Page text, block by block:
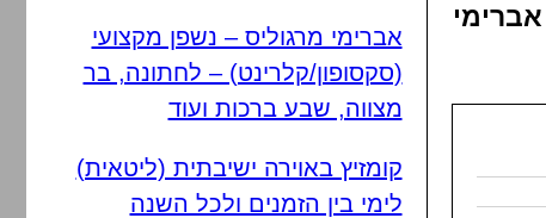
אברימי מרגוליס – נשפן מקצועי
(סקסופון/קלרינט) – לחתונה, בר
מצווה, שבע ברכות ועוד
קומזיץ באוירה ישיבתית (ליטאית)
לימי בין הזמנים ולכל השנה